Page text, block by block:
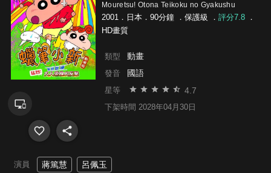
Mouretsu! Otona Teikoku no Gyakushu
2001．日本．90分鐘 ． 保護級 ． 評分7.8．
HD畫質
類型 動畫
發音 國語
星等 4.7
下架時間 2028年04月30日
演員 蔣篤慧 呂佩玉